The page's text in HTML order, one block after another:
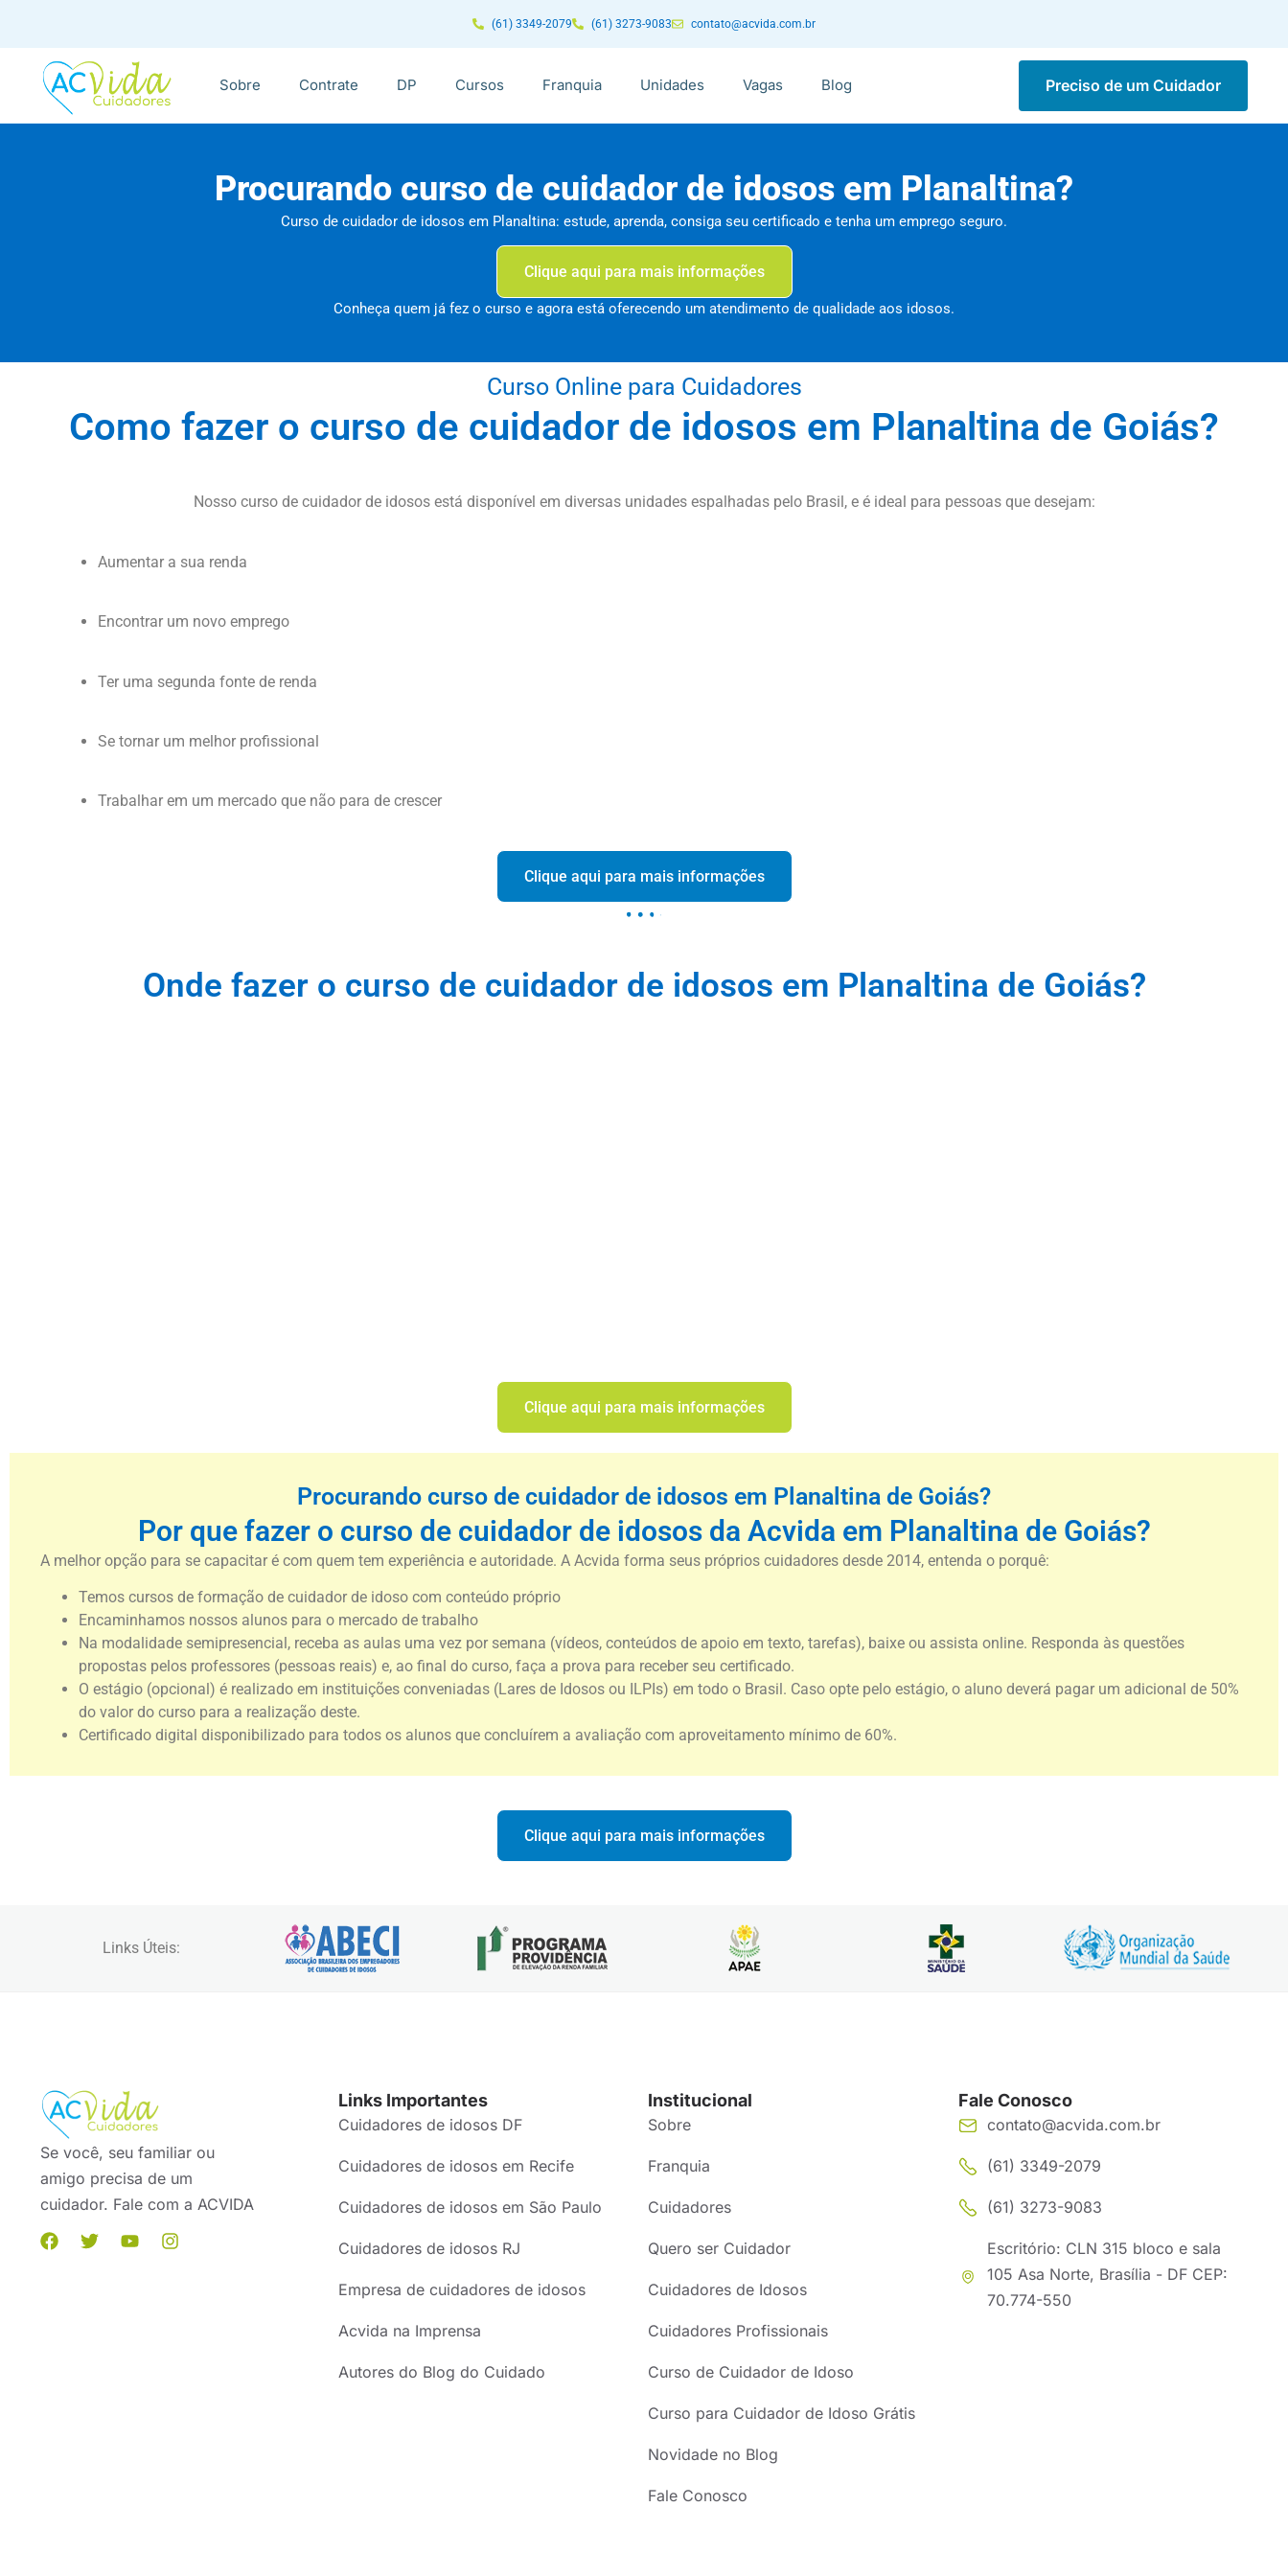
(61) 3349-2079 (61) 3273-9083 contato@acvida.com.br
Sobre Contrate DP Cursos Franquia Unidades Vagas Blog Preciso de um Cuidador
Procurando curso de cuidador de idosos em Planaltina?
Curso de cuidador de idosos em Planaltina: estude, aprenda, consiga seu certificado e tenha um emprego seguro.
Clique aqui para mais informações
Conheça quem já fez o curso e agora está oferecendo um atendimento de qualidade aos idosos.
Curso Online para Cuidadores
Como fazer o curso de cuidador de idosos em Planaltina de Goiás?
Nosso curso de cuidador de idosos está disponível em diversas unidades espalhadas pelo Brasil, e é ideal para pessoas que desejam:
Aumentar a sua renda
Encontrar um novo emprego
Ter uma segunda fonte de renda
Se tornar um melhor profissional
Trabalhar em um mercado que não para de crescer
Clique aqui para mais informações
Onde fazer o curso de cuidador de idosos em Planaltina de Goiás?
Clique aqui para mais informações
Procurando curso de cuidador de idosos em Planaltina de Goiás?
Por que fazer o curso de cuidador de idosos da Acvida em Planaltina de Goiás?
A melhor opção para se capacitar é com quem tem experiência e autoridade. A Acvida forma seus próprios cuidadores desde 2014, entenda o porquê:
Temos cursos de formação de cuidador de idoso com conteúdo próprio
Encaminhamos nossos alunos para o mercado de trabalho
Na modalidade semipresencial, receba as aulas uma vez por semana (vídeos, conteúdos de apoio em texto, tarefas), baixe ou assista online. Responda às questões
propostas pelos professores (pessoas reais) e, ao final do curso, faça a prova para receber seu certificado.
O estágio (opcional) é realizado em instituições conveniadas (Lares de Idosos ou ILPIs) em todo o Brasil. Caso opte pelo estágio, o aluno deverá pagar um adicional de 50%
do valor do curso para a realização deste.
Certificado digital disponibilizado para todos os alunos que concluírem a avaliação com aproveitamento mínimo de 60%.
Clique aqui para mais informações
Links Úteis:
Se você, seu familiar ou
amigo precisa de um
cuidador. Fale com a ACVIDA
Links Importantes
Cuidadores de idosos DF
Cuidadores de idosos em Recife
Cuidadores de idosos em São Paulo
Cuidadores de idosos RJ
Empresa de cuidadores de idosos
Acvida na Imprensa
Autores do Blog do Cuidado
Institucional
Sobre
Franquia
Cuidadores
Quero ser Cuidador
Cuidadores de Idosos
Cuidadores Profissionais
Curso de Cuidador de Idoso
Curso para Cuidador de Idoso Grátis
Novidade no Blog
Fale Conosco
Fale Conosco
contato@acvida.com.br
(61) 3349-2079
(61) 3273-9083
Escritório: CLN 315 bloco e sala
105 Asa Norte, Brasília - DF CEP:
70.774-550